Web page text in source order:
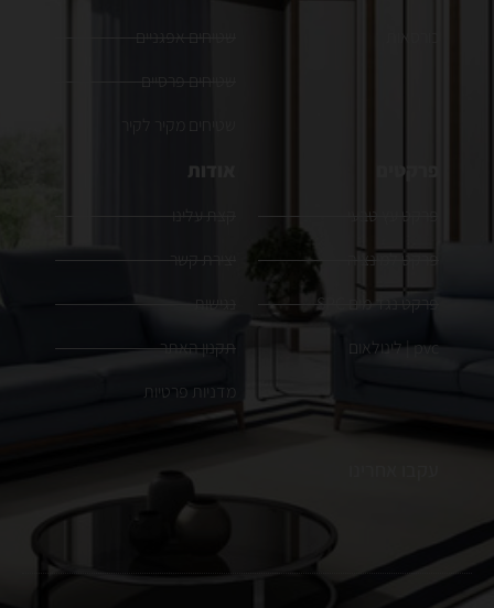
כורסאות
שטיחים אפגניים
שטיחים פרסיים
שטיחים מקיר לקיר
פרקטים
פרקט עץ טבעי
פרקט למינציה
פרקט נגד מים SPC
pvc | לינולאום
אודות
קצת עלינו
יצירת קשר
נגישות
תקנון האתר
מדניות פרטיות